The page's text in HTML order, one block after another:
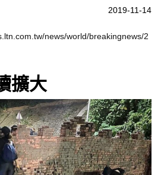
2019-11-14
news/world/breakingnews/2
擴大